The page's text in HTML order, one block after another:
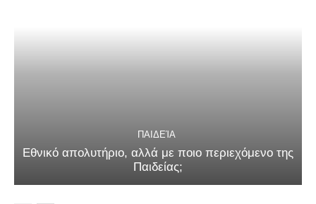
ΠΑΙΔΕΊΑ
Εθνικό απολυτήριο, αλλά με ποιο περιεχόμενο της
Παιδείας;